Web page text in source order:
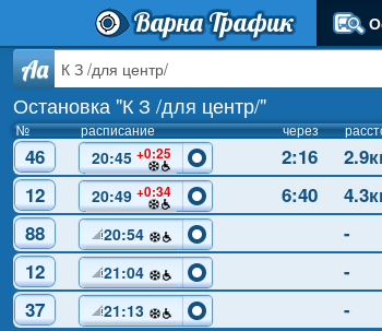
Варна Трафик
Aa
Остановка "К З /для центр/"
№ расписание через
46 20:45 +0:25 2:16
12
20:49 +0:34 6:40
88
20:54
-
12
21:04
-
37
21:13 -